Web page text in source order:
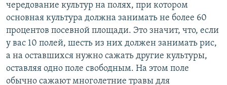
чередование культур на полях, при котором
основная культура должна занимать не более 60
процентов посевной площади. Это значит, что, если
у вас 10 полей, шесть из них должен занимать рис,
а на оставшихся нужно сажать другие культуры,
оставляя одно поле свободным. На этом поле
обычно сажают многолетние травы для